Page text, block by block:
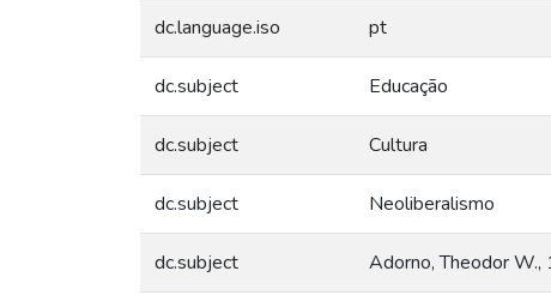
dc.language.iso pt
dc.subject Educação
dc.subject Cultura
dc.subject Neoliberalismo
dc.subject Adorno, Theodor